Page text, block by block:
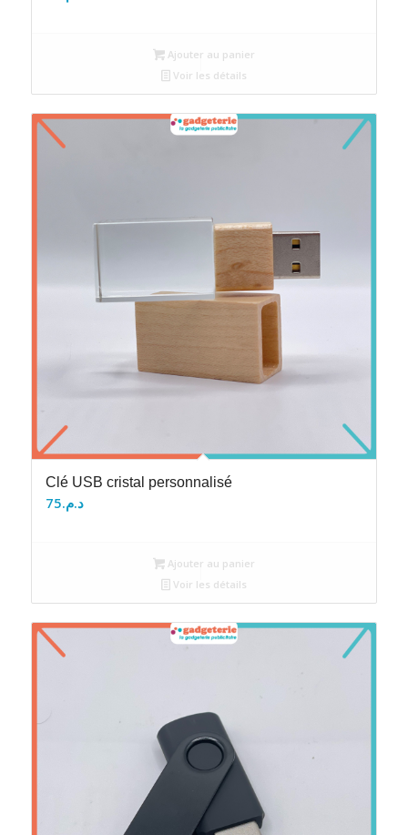
Ajouter au panier
Voir les détails
Clé USB cristal personnalisé
د.م.75
Ajouter au panier
Voir les détails